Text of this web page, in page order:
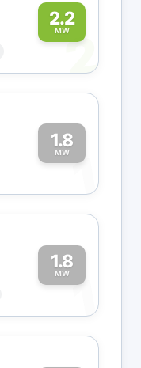
2.2
MW2
1.8
MW1
1.8
MW1